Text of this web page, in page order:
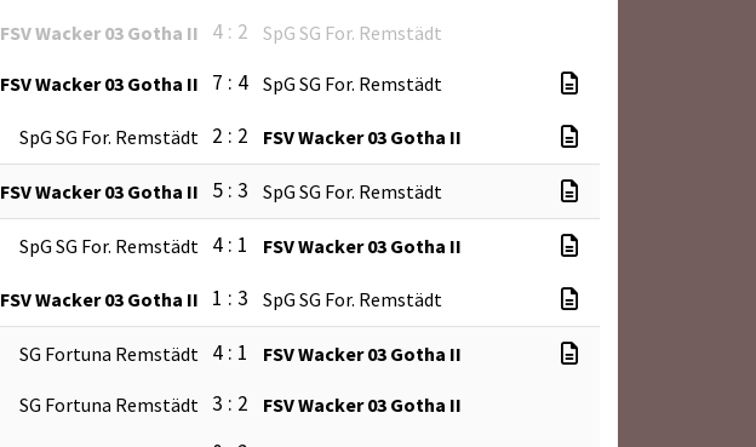
FSV Wacker 03 Gotha II 4 : 2 SpG SG For. Remstädt
FSV Wacker 03 Gotha II 7 : 4 SpG SG For. Remstädt
SpG SG For. Remstädt 2 : 2 FSV Wacker 03 Gotha II
FSV Wacker 03 Gotha II 5 : 3 SpG SG For. Remstädt
SpG SG For. Remstädt 4 : 1 FSV Wacker 03 Gotha II
FSV Wacker 03 Gotha II 1 : 3 SpG SG For. Remstädt
SG Fortuna Remstädt 4 : 1 FSV Wacker 03 Gotha II
SG Fortuna Remstädt 3 : 2
FSV Wacker 03 Gotha II